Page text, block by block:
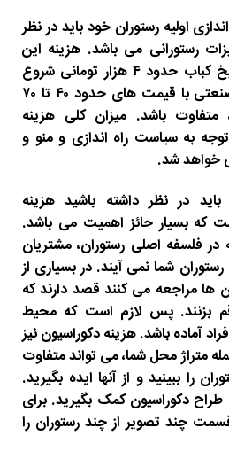
اولیه رستوران خود باید در نظر
رستورانی می باشد. هزینه این
تجهیزات می توانید از سیخ کباب حدود ۴ هزار تومانی شروع
شود تا انواع دیگ های صنعتی با قیمت های حدود ۴۰ تا ۷۰
(در سال ۱۴۰۰)، متفاوت باشد. میزان کلی هزینه
به سیاست راه اندازی و منو و
خواهد شد.
در نظر داشته باشید هزینه
که بسیار حائز اهمیت می باشد.
فلسفه اصلی رستوران، مشتریان
شما نمی آیند. در بسیاری از
ها مراجعه می کنند قصد دارند که
بزنند. پس لازم است که محیط
آماده باشد. هزینه دکوراسیون نیز
متراژ محل شما، می تواند متفاوت
را ببینید و از آنها ایده بگیرید.
دکوراسیون کمک بگیرید. برای
چند تصویر از چند رستوران را